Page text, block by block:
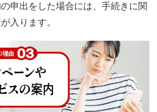
申出をした場合には、手続きに関
入ります。